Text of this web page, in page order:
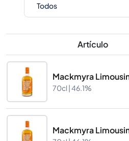
Artículo
Mackmyra
70cl |46.1%
Mackmyra